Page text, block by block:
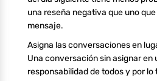
una reseña negativa que uno
mensaje.
Asigna las conversaciones en
Una conversación sin asignar
responsabilidad de todos y por